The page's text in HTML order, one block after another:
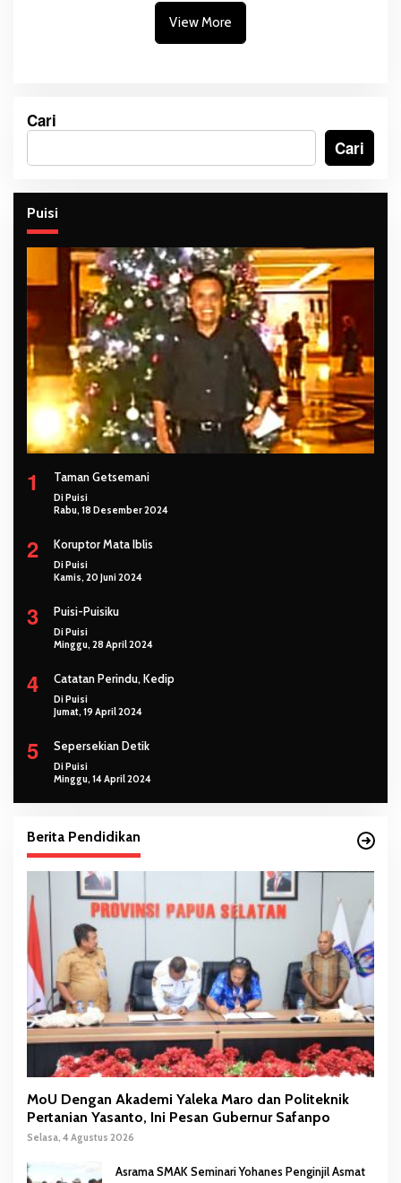
Imbuti Saya yang RintisView More
Cari
Cari
Puisi
1 Taman Getsemani
Di Puisi
Rabu, 18 Desember 2024
2 Koruptor Mata Iblis
Di Puisi
Kamis, 20 Juni 2024
3 Puisi-Puisiku
Di Puisi
Minggu, 28 April 2024
4 Catatan Perindu, Kedip
Di Puisi
Jumat, 19 April 2024
5 Sepersekian Detik
Di Puisi
Minggu, 14 April 2024
Berita Pendidikan
MoU Dengan Akademi Yaleka Maro dan Politeknik
Pertanian Yasanto, Ini Pesan Gubernur Safanpo
Selasa, 4 Agustus 2026
Asrama SMAK Seminari Yohanes Penginjil Asmat